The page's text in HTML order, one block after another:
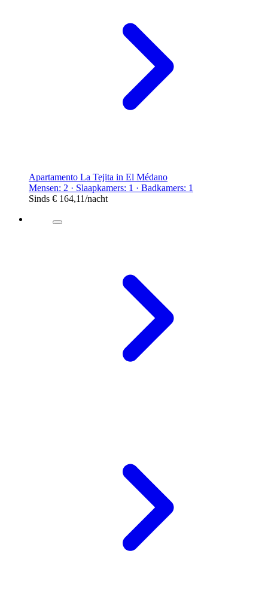
Apartamento La Tejita in El Médano
Mensen: 2 · Slaapkamers: 1 · Badkamers: 1
Sinds € 164,11/nacht